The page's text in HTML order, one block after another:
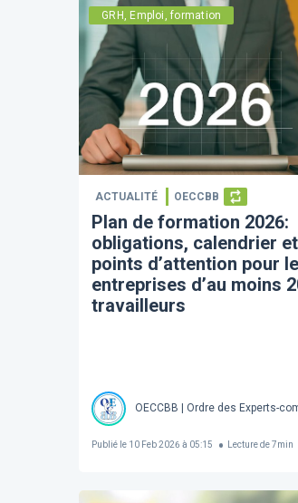
GRH, Emploi, formation
ACTUALITÉ OECCBB
Plan de formation 2026:
obligations, calendrier et
points d’attention pour
entreprises d’au moins
travailleurs
OECCBB | Ordre des Experts-
Publié le10 Feb 2026 à 05:15 Lecture de7min